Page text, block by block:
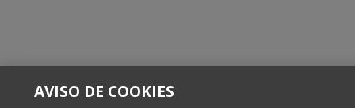
AVISO DE COOKIES